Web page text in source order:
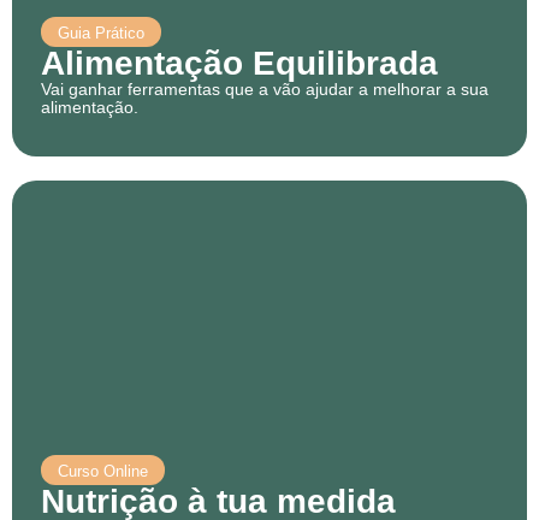
Guia Prático
Alimentação Equilibrada
Vai ganhar ferramentas que a vão ajudar a melhorar a sua
alimentação.
Curso Online
Nutrição à tua medida